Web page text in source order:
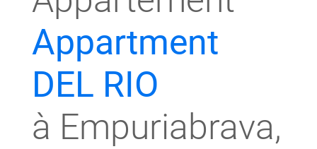
Appartment
DEL RIO
à Empuriabrava,